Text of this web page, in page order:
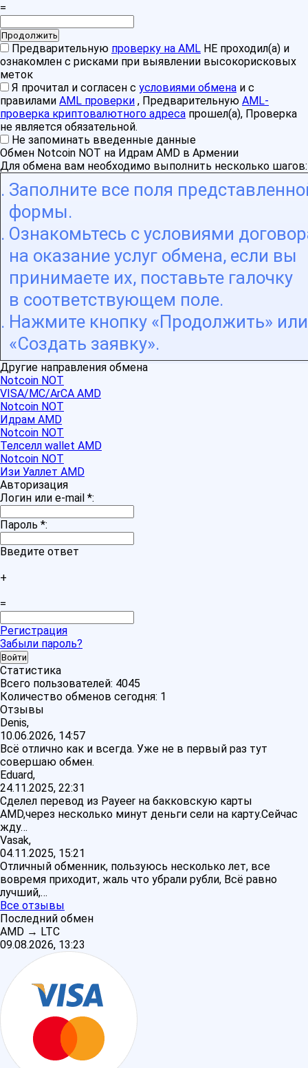
=
Предварительную проверку на AML НЕ проходил(а) и
ознакомлен с рисками при выявлении высокорисковых
меток
Я прочитал и согласен с условиями обмена и с
правилами AML проверки , Предварительную AML-
проверка криптовалютного адреса прошел(а), Проверка
не является обязательной.
Не запоминать введенные данные
Обмен Notcoin NOT на Идрам AMD в Армении
Для обмена вам необходимо выполнить несколько шагов:
Заполните все поля
формы.
Ознакомьтесь с условиями
на оказание услуг обмена, если вы
принимаете их, поставьте галочку
в соответствующем поле.
Нажмите кнопку «Продолжить» или
«Создать заявку».
Другие направления обмена
Notcoin NOT
VISA/MC/ArCA AMD
Notcoin NOT
Идрам AMD
Notcoin NOT
Телселл wallet AMD
Notcoin NOT
Изи Уаллет AMD
Авторизация
Логин или e-mail *:
Пароль *:
Введите ответ
+
=
Регистрация
Забыли пароль?
Статистика
Всего пользователей: 4045
Количество обменов сегодня: 1
Отзывы
Denis,
10.06.2026, 14:57
Всё отлично как и всегда. Уже не в первый раз тут
совершаю обмен.
Eduard,
24.11.2025, 22:31
Сделел перевод из Payeer на бакковскую карты
AMD,через несколько минут деньги сели на карту.Сейчас
жду…
Vasak,
04.11.2025, 15:21
Отличный обменник, пользуюсь несколько лет, все
вовремя приходит, жаль что убрали рубли, Всё равно
лучший,…
Все отзывы
Последний обмен
AMD → LTC
09.08.2026, 13:23